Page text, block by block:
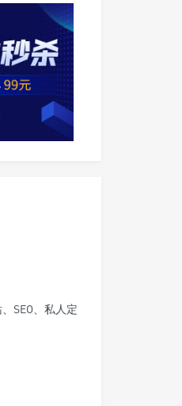
SEO、私人定